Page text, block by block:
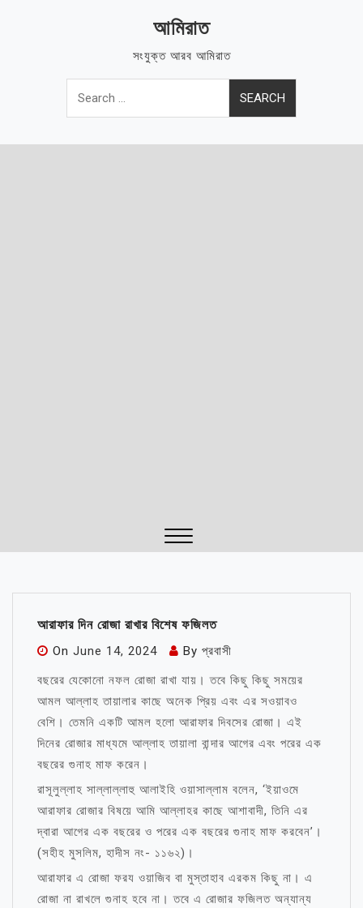
আমিরাত
সংযুক্ত আরব আমিরাত
Search
for:
আরাফার দিন রোজা রাখার বিশেষ ফজিলত
On June 14, 2024 By প্রবাসী
বছরের যেকোনো নফল রোজা রাখা যায়। তবে কিছু কিছু সময়ের
আমল আল্লাহ তায়ালার কাছে অনেক প্রিয় এবং এর সওয়াবও
বেশি। তেমনি একটি আমল হলো আরাফার দিবসের রোজা। এই
দিনের রোজার মাধ্যমে আল্লাহ তায়ালা বান্দার আগের এবং পরের এক
বছরের গুনাহ মাফ করেন।
রাসূলুল্লাহ সাল্লাল্লাহু আলাইহি ওয়াসাল্লাম বলেন, ‘ইয়াওমে
আরাফার রোজার বিষয়ে আমি আল্লাহর কাছে আশাবাদী, তিনি এর
দ্বারা আগের এক বছরের ও পরের এক বছরের গুনাহ মাফ করবেন’।
(সহীহ মুসলিম, হাদীস নং- ১১৬২)।
আরাফার এ রোজা ফরয ওয়াজিব বা মুস্তাহাব এরকম কিছু না। এ
রোজা না রাখলে গুনাহ হবে না। তবে এ রোজার ফজিলত অন্যান্য